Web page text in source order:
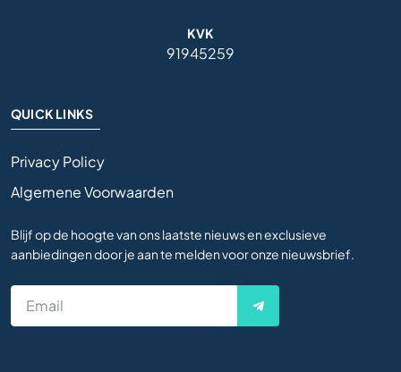
KVK
91945259
QUICK LINKS
Privacy Policy
Algemene Voorwaarden
Blijf op de hoogte van ons laatste nieuws en exclusieve
aanbiedingen door je aan te melden voor onze nieuwsbrief.